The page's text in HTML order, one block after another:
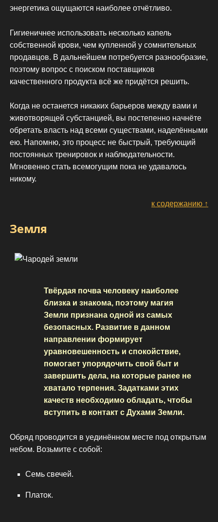
энергетика ощущаются наиболее отчётливо.
Гигиеничнее использовать несколько капель
собственной крови, чем купленной у сомнительных
продавцов. В дальнейшем потребуется разнообразие,
поэтому вопрос с поиском поставщиков
качественного продукта всё же придётся решить.
Когда не останется никаких барьеров между вами и
животворящей субстанцией, вы постепенно начнёте
обретать власть над всеми существами, наделёнными
ею. Напомню, это процесс не быстрый, требующий
постоянных тренировок и наблюдательности.
Мгновенно стать всемогущим пока не удавалось
никому.
к содержанию ↑
Земля
Твёрдая почва человеку наиболее
близка и знакома, поэтому магия
Земли признана одной из самых
безопасных. Развитие в данном
направлении формирует
уравновешенность и спокойствие,
помогает упорядочить свой быт и
завершить дела, на которые ранее не
хватало терпения. Задатками этих
качеств необходимо обладать, чтобы
вступить в контакт с Духами Земли.
Обряд проводится в уединённом месте под открытым
небом. Возьмите с собой:
Семь свечей.
Платок.